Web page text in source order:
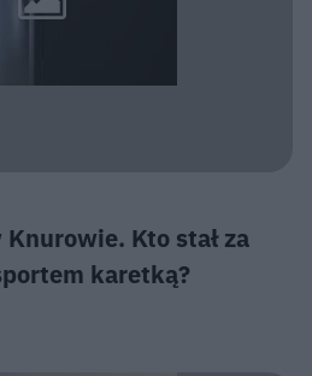
Kto stał za
karetką?